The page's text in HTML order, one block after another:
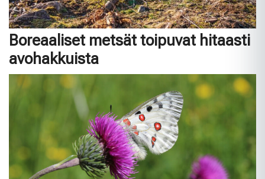
Boreaaliset metsät toipuvat hitaasti
avohakkuista